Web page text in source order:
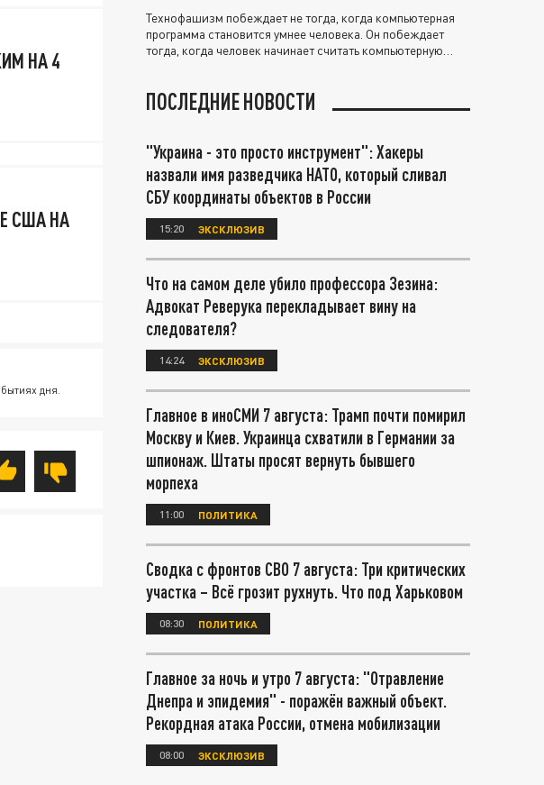
НА 4
США НА
дня.
Технофашизм побеждает не тогда, когда компьютерная
программа становится умнее человека. Он побеждает
тогда, когда человек начинает считать компьютерную
ПОСЛЕДНИЕ НОВОСТИ
"Украина - это просто инструмент": Хакеры
назвали имя разведчика НАТО, который сливал
СБУ координаты объектов в России
15:20 ЭКСКЛЮЗИВ
Что на самом деле убило профессора Зезина:
Адвокат Реверука перекладывает вину на
следователя?
14:24 ЭКСКЛЮЗИВ
Главное в иноСМИ 7 августа: Трамп почти помирил
Москву и Киев. Украинца схватили в Германии за
шпионаж. Штаты просят вернуть бывшего
морпеха
11:00 ПОЛИТИКА
Сводка с фронтов СВО 7 августа: Три критических
участка – Всё грозит рухнуть. Что под Харьковом
08:30 ПОЛИТИКА
Главное за ночь и утро 7 августа: "Отравление
Днепра и эпидемия" - поражён важный объект.
Рекордная атака России, отмена мобилизации
08:00 ЭКСКЛЮЗИВ